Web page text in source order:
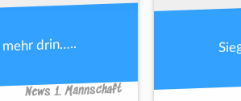
mehr drin…..
News 1. Mannschaft